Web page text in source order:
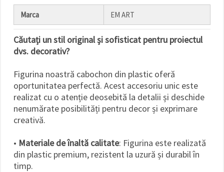
Marca EM ART
Căutați un stil original și sofisticat pentru proiectul
dvs. decorativ?
Figurina noastră cabochon din plastic oferă
oportunitatea perfectă. Acest accesoriu unic este
realizat cu o atenție deosebită la detalii și deschide
nenumărate posibilități pentru decor și exprimare
creativă.
• Materiale de înaltă calitate: Figurina este realizată
din plastic premium, rezistent la uzură și durabil în
timp.